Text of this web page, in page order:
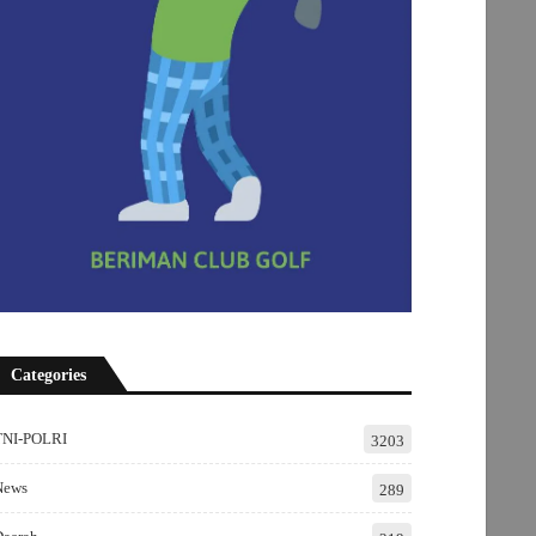
Categories
POLRI 3203
289